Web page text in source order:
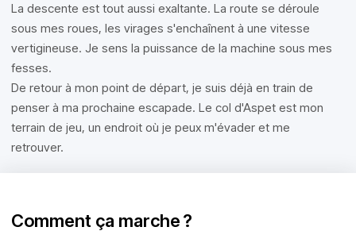
La descente est tout aussi exaltante. La route se déroule
sous mes roues, les virages s'enchaînent à une vitesse
vertigineuse. Je sens la puissance de la machine sous mes
fesses.
De retour à mon point de départ, je suis déjà en train de
penser à ma prochaine escapade. Le col d'Aspet est mon
terrain de jeu, un endroit où je peux m'évader et me
retrouver.
Comment ça marche ?